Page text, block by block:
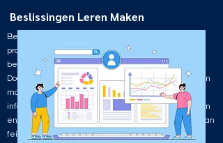
Beslissingen Leren Maken
Bedrijfssimulaties bieden managers een
praktijkgerichte leerervaring waarin ze cruciale
beslissingen nemen in een realistische omgeving.
Door data-gedreven elementen te integreren, leren
managers effectief om te gaan met complexe
informatie, analytische vaardigheden te ontwikkelen
en weloverwogen beslissingen te nemen op basis van
feitelijke gegevens. Dit proces bevordert een data-